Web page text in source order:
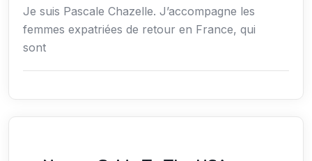
Je suis Pascale Chazelle. J’accompagne les
femmes expatriées de retour en France, qui
sont